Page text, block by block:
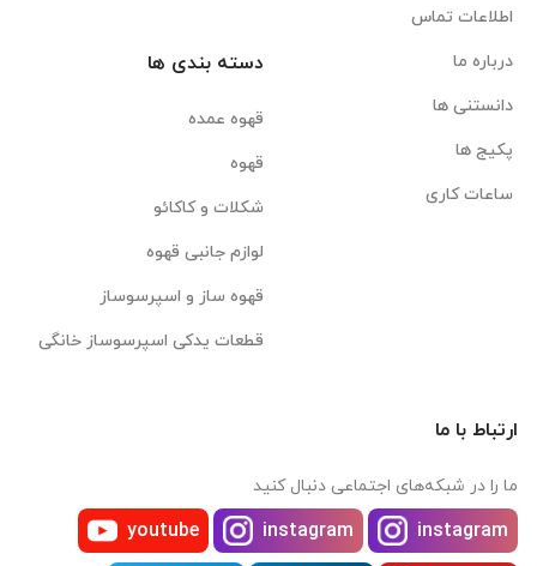
اطلاعات تماس
درباره ما
دانستنی ها
پکیج ها
ساعات کاری
دسته بندی ها
قهوه عمده
قهوه
شکلات و کاکائو
لوازم جانبی قهوه
قهوه ساز و اسپرسوساز
قطعات یدکی اسپرسوساز خانگی
ارتباط با ما
ما را در شبکه‌های اجتماعی دنبال کنید
instagram
instagram
youtube